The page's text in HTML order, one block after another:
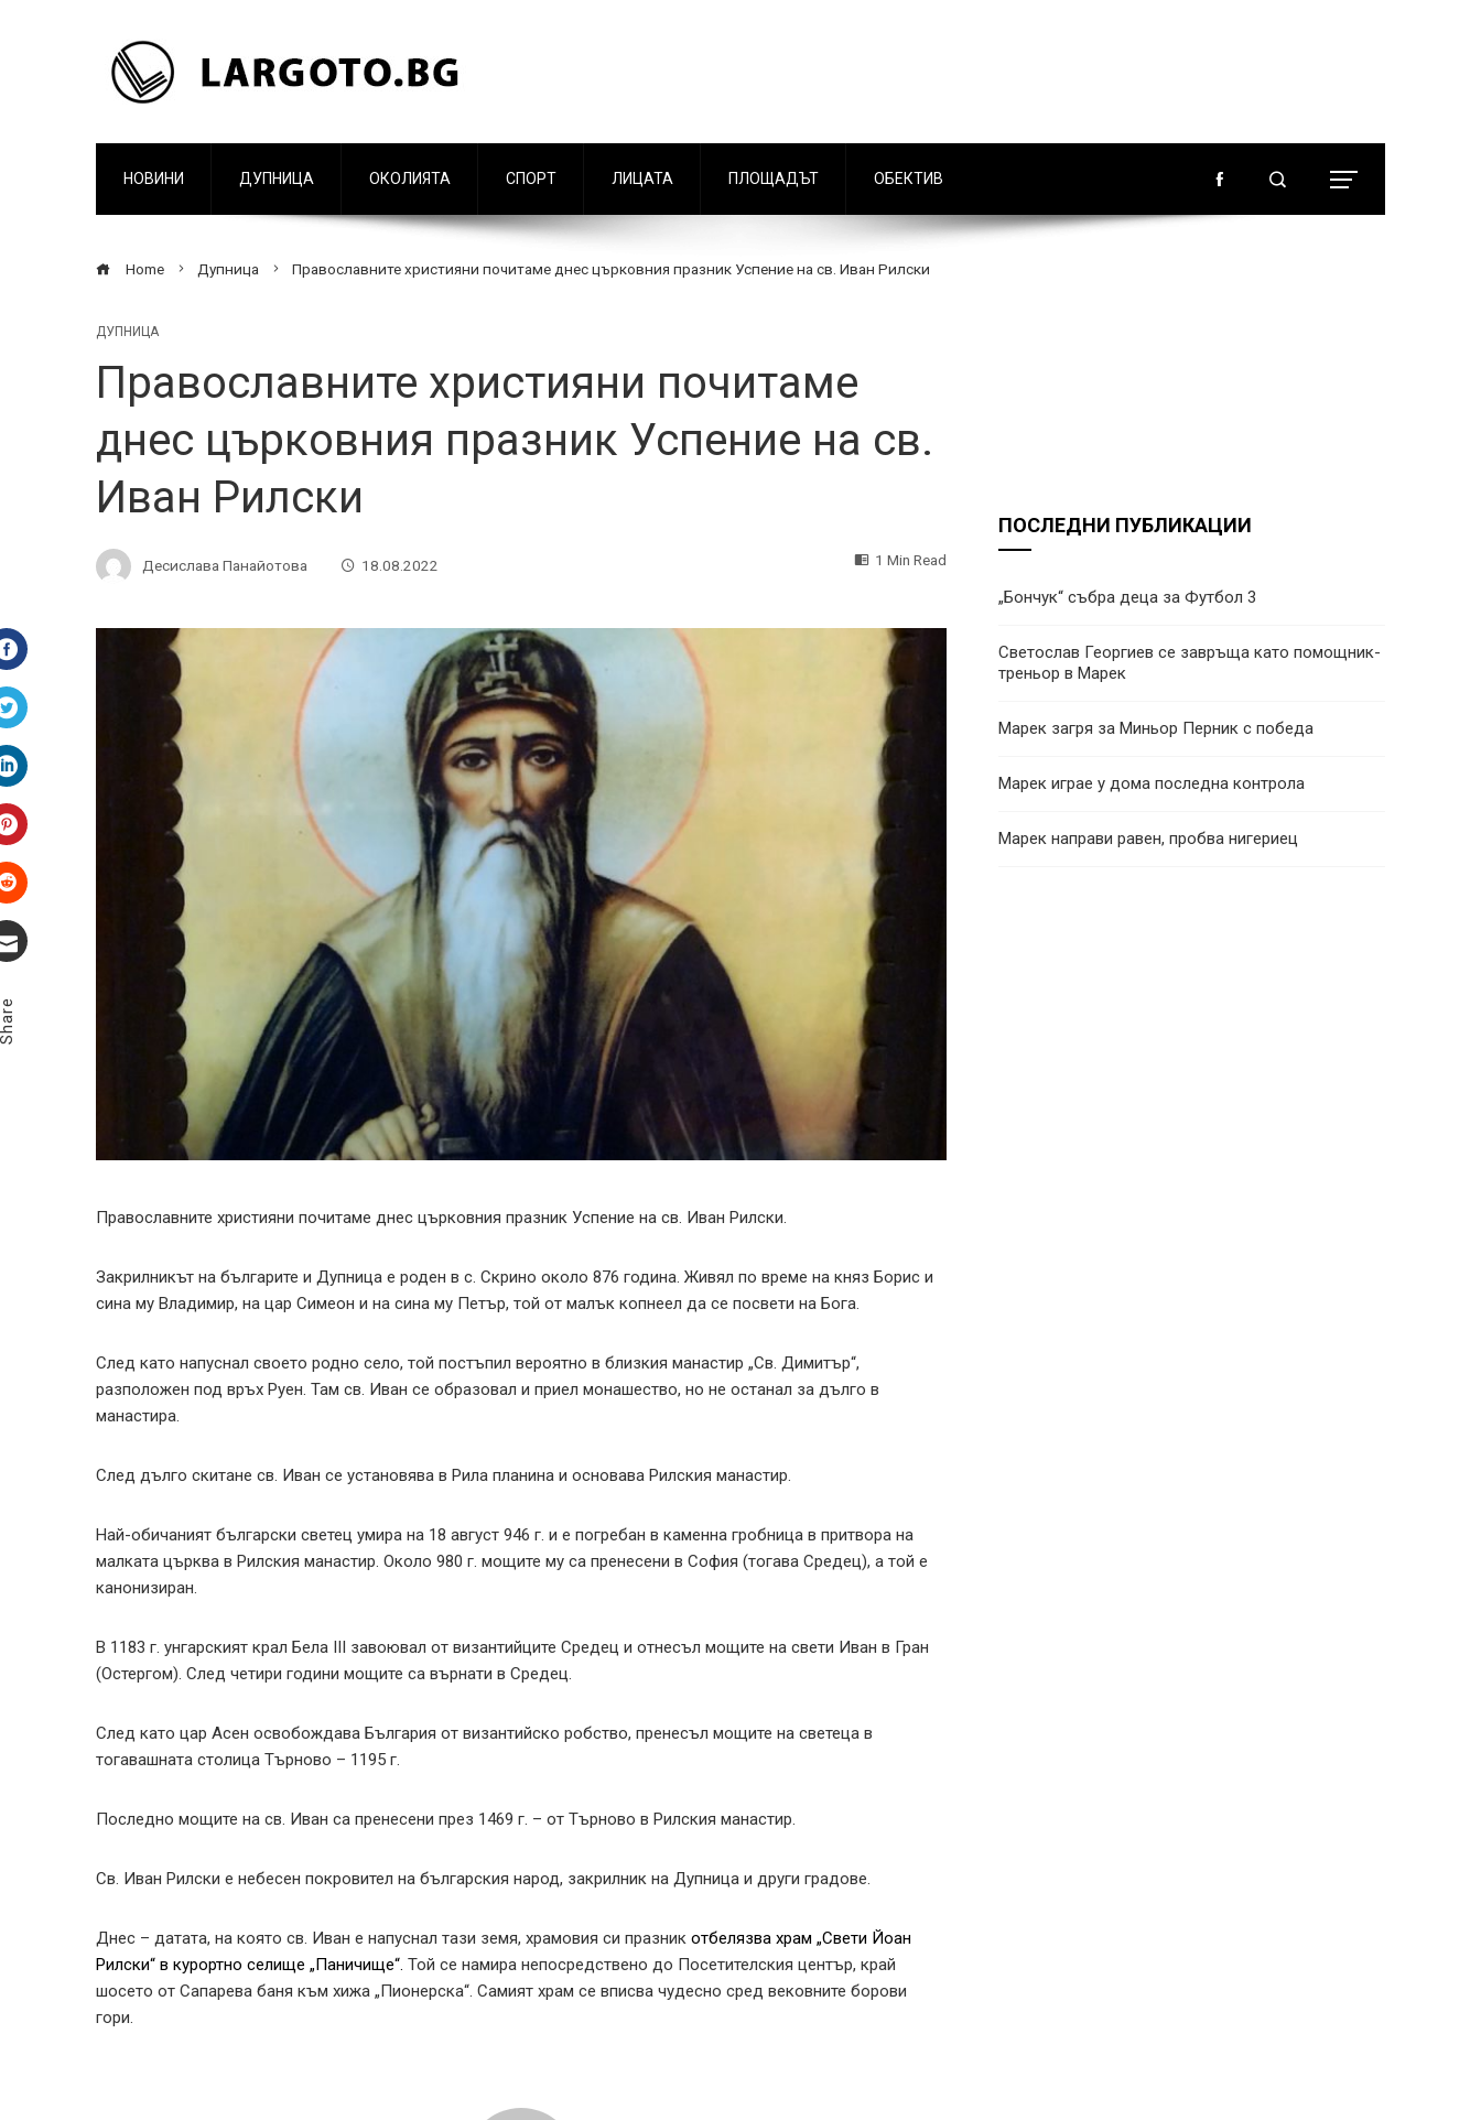
НОВИНИ ДУПНИЦА ОКОЛИЯТА СПОРТ ЛИЦАТА ПЛОЩАДЪТ ОБЕКТИВ
Home Дупница Православните християни почитаме днес църковния празник Успение на св. Иван Рилски
ДУПНИЦА
Православните християни почитаме
днес църковния празник Успение на св.
Иван Рилски
Десислава Панайотова 18.08.2022 1 Min Read
Facebook
Twitter
LinkedIn
Pinterest
Stumbleupon
Православните християни почитаме днес църковния празник Успение на св. Иван Рилски.
Закрилникът на българите и Дупница е роден в с. Скрино около 876 година. Живял по време на княз Борис и
сина му Владимир, на цар Симеон и на сина му Петър, той от малък копнеел да се посвети на Бога.
След като напуснал своето родно село, той постъпил вероятно в близкия манастир „Св. Димитър“,
разположен под връх Руен. Там св. Иван се образовал и приел монашество, но не останал за дълго в
манастира.
След дълго скитане св. Иван се установява в Рила планина и основава Рилския манастир.
Най-обичаният български светец умира на 18 август 946 г. и е погребан в каменна гробница в притвора на
малката църква в Рилския манастир. Около 980 г. мощите му са пренесени в София (тогава Средец), а той е
канонизиран.
В 1183 г. унгарският крал Бела ІІІ завоювал от византийците Средец и отнесъл мощите на свети Иван в Гран
(Остергом). След четири години мощите са върнати в Средец.
След като цар Асен освобождава България от византийско робство, пренесъл мощите на светеца в
тогавашната столица Търново – 1195 г.
Последно мощите на св. Иван са пренесени през 1469 г. – от Търново в Рилския манастир.
Св. Иван Рилски е небесен покровител на българския народ, закрилник на Дупница и други градове.
Днес – датата, на която св. Иван е напуснал тази земя, храмовия си празник отбелязва храм „Свети Йоан
Рилски“ в курортно селище „Паничище“. Той се намира непосредствено до Посетителския център, край
шосето от Сапарева баня към хижа „Пионерска“. Самият храм се вписва чудесно сред вековните борови
гори.
ПОСЛЕДНИ ПУБЛИКАЦИИ
„Бончук“ събра деца за Футбол 3
Светослав Георгиев се завръща като помощник-
треньор в Марек
Марек загря за Миньор Перник с победа
Марек играе у дома последна контрола
Марек направи равен, пробва нигериец